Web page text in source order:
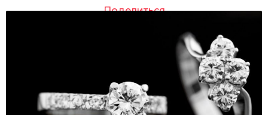
Поделиться